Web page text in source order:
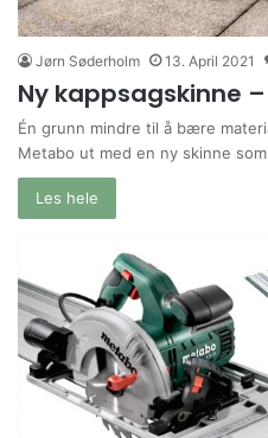
Jørn Søderholm 13. April 2021
Ny kappsagskinne –
Én grunn mindre til å bære
Metabo ut med en ny skinne
Les hele